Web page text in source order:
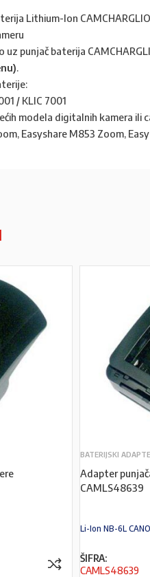
Lithium-Ion
punjač baterija
.
/ KLIC 7001
modela digitalnih kamera ili
Easyshare M853 Zoom,
BATERIJSKI
Adapter
CAMLS48639
Li-Ion NB-6L
ŠIFRA:
CAMLS48639